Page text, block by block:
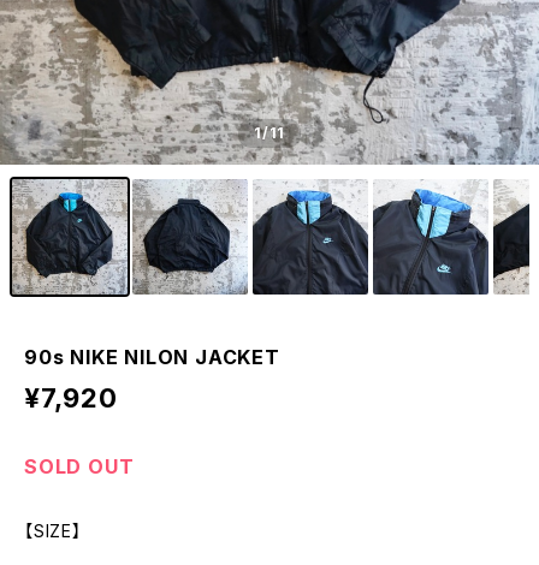
1/11
90s NIKE NILON JACKET
¥7,920
SOLD OUT
【SIZE】